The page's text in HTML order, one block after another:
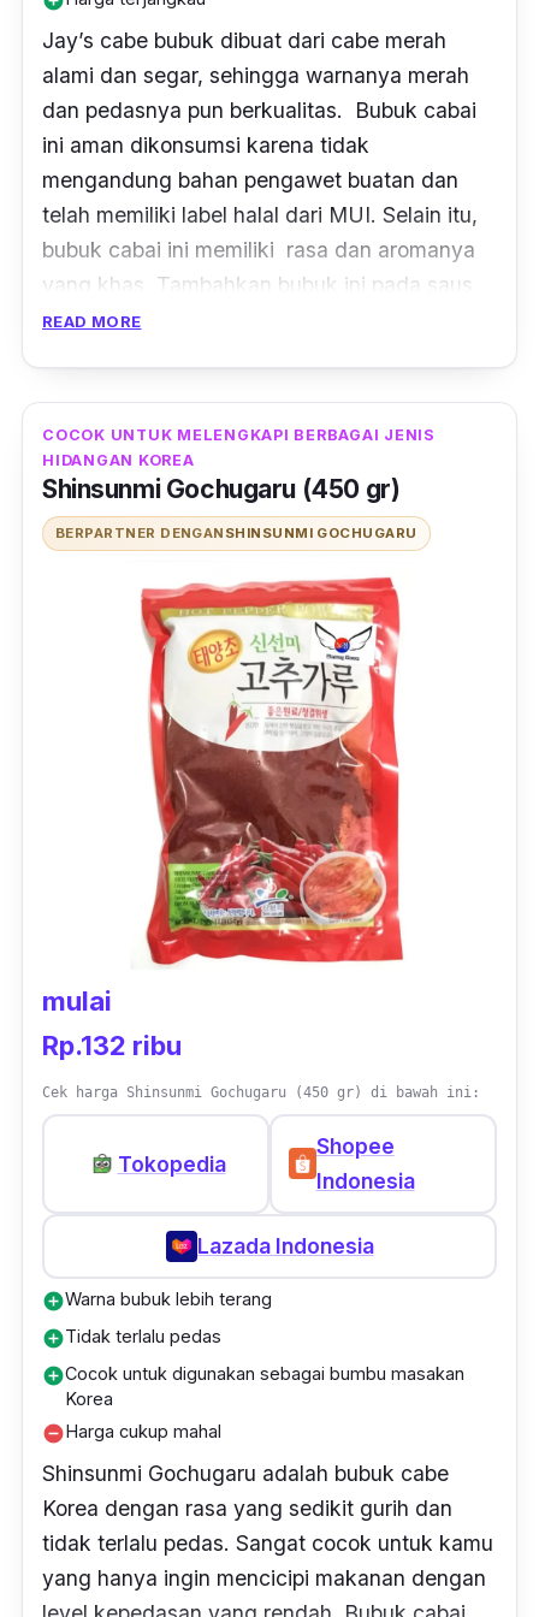
Jay’s cabe bubuk dibuat dari cabe merah
alami dan segar, sehingga warnanya merah
dan pedasnya pun berkualitas. Bubuk cabai
ini aman dikonsumsi karena tidak
mengandung bahan pengawet buatan dan
telah memiliki label halal dari MUI. Selain itu,
bubuk cabai ini memiliki rasa dan aromanya
yang khas. Tambahkan bubuk ini pada saus
barbeque kesukaanmu.
berkuah seperti kari dan hidangan pedas
lainnya. Agar bubuk cabe tidak memiliki
perubahan rasa dan warna, simpanlah di
tempat yang kering dan minim cahaya.
Kemasan Jay's cabe bubuk didesain biar bisa
dibawa kemana-mana. Jadi, kamu tidak akan
kelewatan lagi menikmati makanan tanpa
sensasi pedas dari cabe. Masa
penyimpanannya 12 bulan sehingga bisa awet
buat teman makan.
READ MORE
COCOK UNTUK MELENGKAPI BERBAGAI JENIS
HIDANGAN KOREA
Shinsunmi Gochugaru (450 gr)
BERPARTNER DENGAN SHINSUNMI GOCHUGARU
mulai
Rp.132 ribu
Cek harga Shinsunmi Gochugaru (450 gr) di bawah ini:
Tokopedia
Shopee
Indonesia
Lazada Indonesia
add_circleWarna bubuk lebih terang
add_circleTidak terlalu pedas
add_circleCocok untuk digunakan sebagai bumbu masakan
Korea
remove_circleHarga cukup mahal
Shinsunmi Gochugaru adalah bubuk cabe
Korea dengan rasa yang sedikit gurih dan
tidak terlalu pedas. Sangat cocok untuk kamu
yang hanya ingin mencicipi makanan dengan